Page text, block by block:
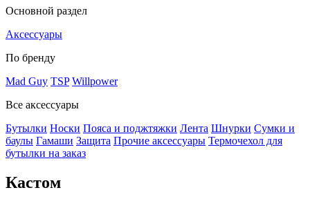
Основной раздел
Аксессуары
По бренду
Mad Guy TSP Willpower
Все аксессуары
Бутылки Носки Пояса и поджтяжки Лента Шнурки Сумки и
баулы Гамаши Защита Прочие аксессуары Термочехол для
бутылки на заказ
Кастом